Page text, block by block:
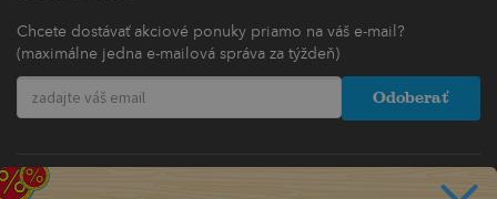
Chcete dostávať akciové ponuky priamo na váš e-mail?
(maximálne jedna e-mailová správa za týždeň)
Odoberať